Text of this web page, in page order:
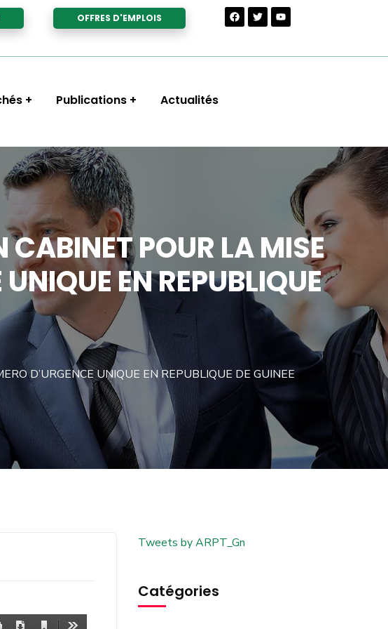
OFFRES D'EMPLOIS
Publications Actualités
CABINET POUR LA MISE
EN REPUBLIQUE
D’URGENCE UNIQUE EN REPUBLIQUE DE GUINEE
Tweets by ARPT_Gn
Catégories